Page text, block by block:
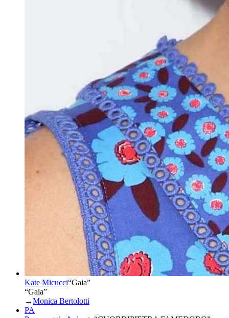
Kate Micucci“Gaia”
“Gaia”
→Monica Bertolotti
PA